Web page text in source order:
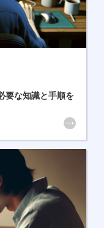
要な知識と手順を